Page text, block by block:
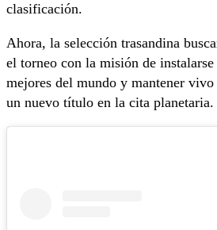
clasificación.
Ahora, la selección trasandina
el torneo con la misión de
mejores del mundo y mantener
un nuevo título en la cita planetaria.